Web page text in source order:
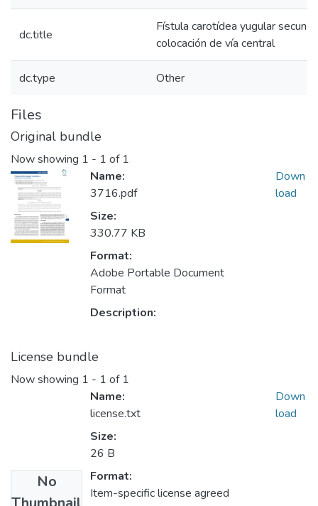
dc.title
Fístula carotídea yugular
colocación de vía central
dc.type Other
Files
Original bundle
Now showing 1 - 1 of 1
Name:
3716.pdf
Size:
330.77 KB
Format:
Adobe Portable Document
Format
Description:
Down
load
License bundle
Now showing 1 - 1 of 1
No
Name:
license.txt
Size:
26 B
Format:
Item-specific license agreed
Down
load